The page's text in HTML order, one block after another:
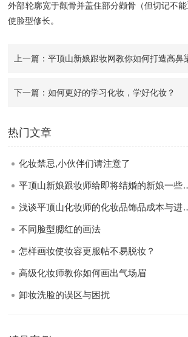
外部轮廓宽于颧骨并盖住部分颧骨（但切记不能
使脸型修长。
上一篇：平顶山新娘跟妆网教你如何打造高鼻
下一篇：如何更好的学习化妆，学好化妆？
热门文章
化妆禁忌,小伙伴们请注意了
平顶山新娘跟妆师
浅谈平顶山化妆师
不同脸型腮红的画法
怎样画妆使妆容更服帖不易脱妆？
高级化妆师教你如何画出气场眉
卸妆洗脸的误区与困扰